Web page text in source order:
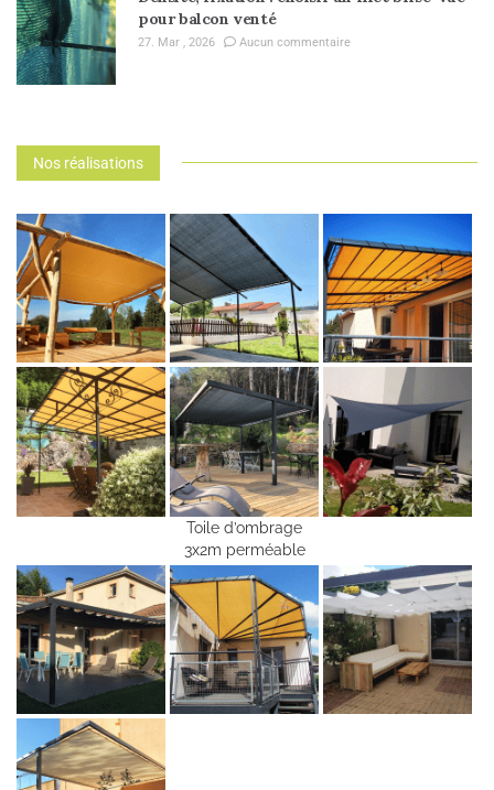
pour balcon venté
27. Mar , 2026 Aucun commentaire
Nos réalisations
Toile d’ombrage
3x2m perméable